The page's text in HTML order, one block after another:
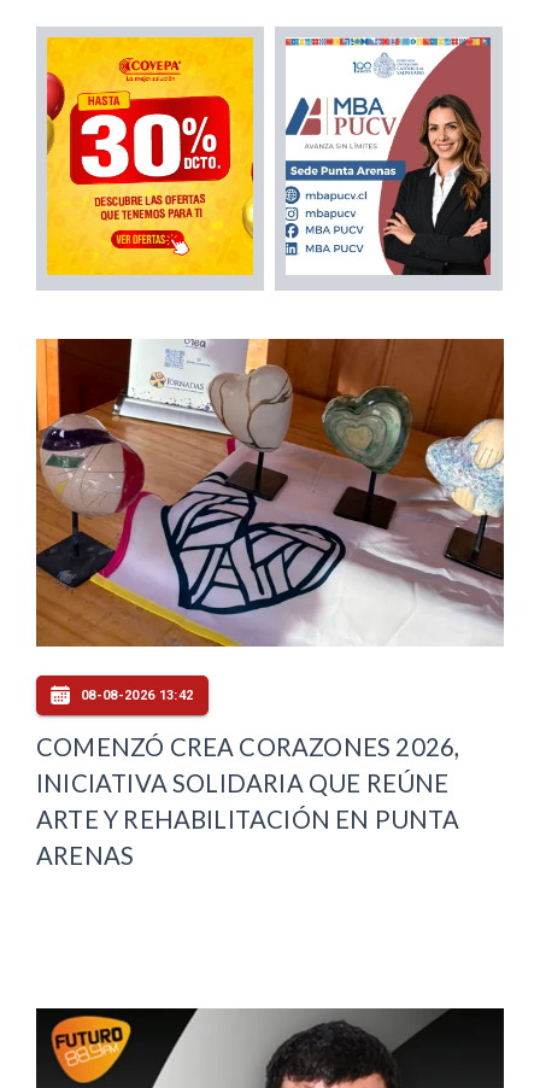
08-08-2026 13:42
COMENZÓ CREA CORAZONES 2026,
INICIATIVA SOLIDARIA QUE REÚNE
ARTE Y REHABILITACIÓN EN PUNTA
ARENAS